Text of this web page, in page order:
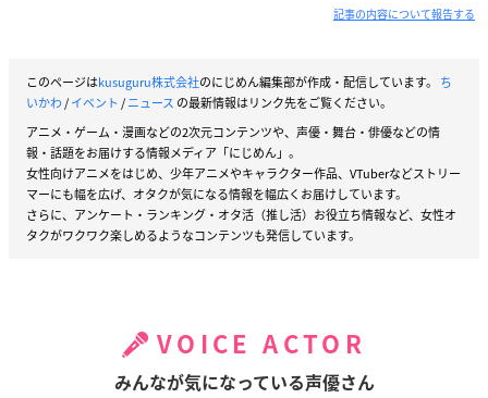
記事の内容について報告する
このページはkusuguru株式会社のにじめん編集部が作成・配信しています。 ち
いかわ/イベント /ニュース の最新情報はリンク先をご覧ください。
アニメ・ゲーム・漫画などの2次元コンテンツや、声優・舞台・俳優などの情
報・話題をお届けする情報メディア「にじめん」。
女性向けアニメをはじめ、少年アニメやキャラクター作品、VTuberなどストリー
マーにも幅を広げ、オタクが気になる情報を幅広くお届けしています。
さらに、アンケート・ランキング・オタ活（推し活）お役立ち情報など、女性オ
タクがワクワク楽しめるようなコンテンツも発信しています。
VOICE ACTOR
みんなが気になっている声優さん